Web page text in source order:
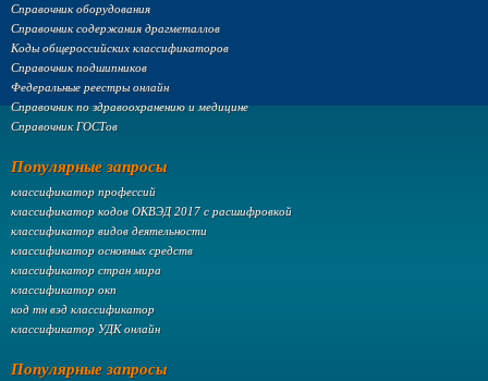
Справочник оборудования
Справочник содержания драгметаллов
Коды общероссийских классификаторов
Справочник подшипников
Федеральные реестры онлайн
Справочник по здравоохранению и медицине
Справочник ГОСТов
Популярные запросы
классификатор профессий
классификатор кодов ОКВЭД 2017 с расшифровкой
классификатор видов деятельности
классификатор основных средств
классификатор стран мира
классификатор окп
код тн вэд классификатор
классификатор УДК онлайн
Популярные запросы